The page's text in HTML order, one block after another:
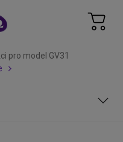
pro model GV31